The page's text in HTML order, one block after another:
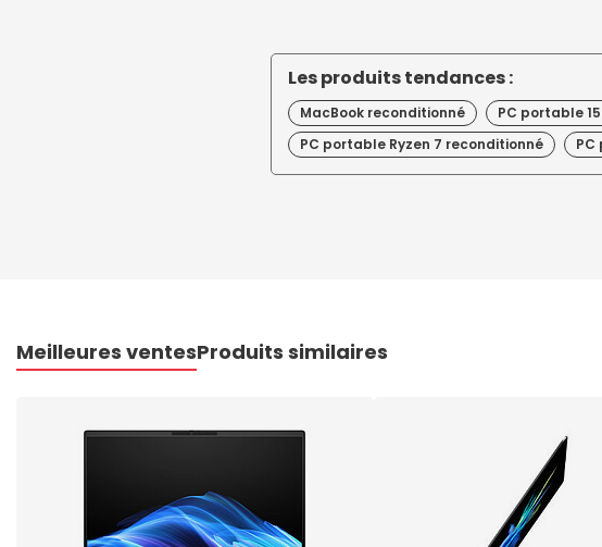
Les produits tendances :
MacBook reconditionné PC portable
PC portable Ryzen 7 reconditionné
PC
Meilleures ventesProduits similaires